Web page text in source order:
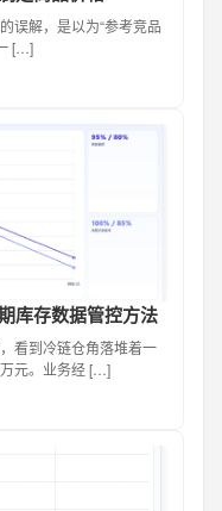
误解，是以为“参考竞品
[…]
库存数据管控方法
看到冷链仓角落堆着一
元。业务经 […]